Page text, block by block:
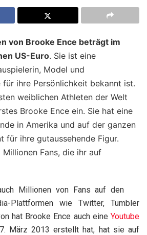
von Brooke Ence beträgt im
US-Euro. Sie ist eine
Model und
für ihre Persönlichkeit bekannt ist.
weiblichen Athleten der Welt
Brooke Ence ein. Sie hat eine
in Amerika und auf der ganzen
für ihre gutaussehende Figur.
Millionen Fans, die ihr auf
Millionen von Fans auf den
Plattformen wie Twitter, Tumbler
hat Brooke Ence auch eine Youtube
März 2013 erstellt hat, hat sie auf